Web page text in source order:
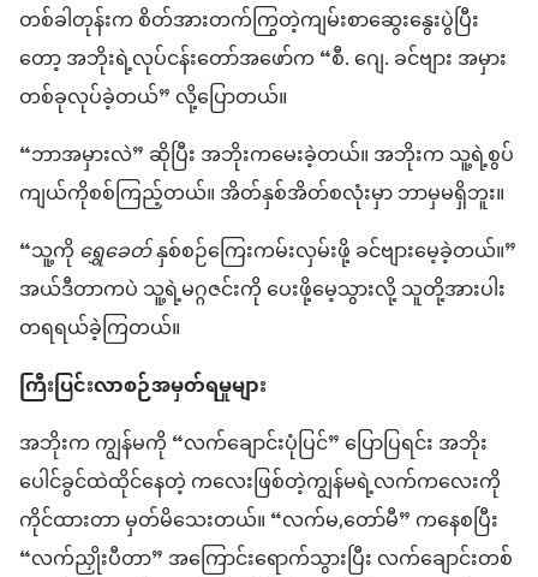
တစ်ခါ​တုန်း​က စိတ်အားတက်​ကြွ​တဲ့​ကျမ်းစာ​ဆွေးနွေးပွဲ​ပြီး​
တော့ အဘိုး​ရဲ့​လုပ်ငန်းတော်​အဖော်​က “စီ. ဂျေ. ခင်ဗျား အမှား​
တစ်ခု​လုပ်ခဲ့တယ်” လို့​ပြော​တယ်။
“ဘာ​အမှား​လဲ” ဆိုပြီး အဘိုး​က​မေးခဲ့တယ်။ အဘိုး​က သူ့ရဲ့​စွပ်​
ကျယ်​ကို​စစ်​ကြည့်​တယ်။ အိတ်​နှစ်​အိတ်​စ​လုံး​မှာ ဘာမှ​မရှိဘူး။
“သူ့ကိုရွှေခေတ်နှစ်စဉ်ကြေး​ကမ်း​လှမ်း​ဖို့ ခင်ဗျား​မေ့​ခဲ့တယ်။”
အယ်ဒီတာ​က​ပဲ သူ့ရဲ့​မဂ္ဂဇင်း​ကို ပေးဖို့​မေ့သွား​လို့ သူတို့အား​ပါး​
တရ​ရ​ယ်​ခဲ့​ကြတယ်။
ကြီးပြင်း​လာစဉ်​အမှတ်ရ​မှုများ
အဘိုး​က ကျွန်မ​ကို “လက်ချောင်း​ပုံပြင်” ပြောပြ​ရင်း အဘိုး​
ပေါင်​ခွင်​ထဲ​ထိုင်​နေတဲ့ ကလေး​ဖြစ်​တဲ့​ကျွန်မ​ရဲ့​လက်​ကလေး​ကို
ကိုင်ထား​တာ မှတ်မိ​သေး​တယ်။ “လက်မ,တော်​မီ” ကနေ​စပြီး
“လက်ညှိုး​ပီတာ” အကြောင်း​ရောက်သွား​ပြီး လက်ချောင်း​တစ်